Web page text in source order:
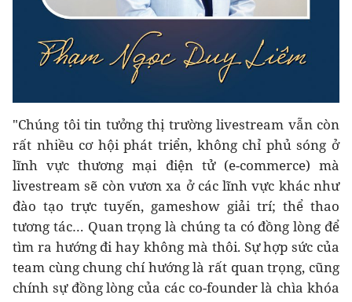
"Chúng tôi tin tưởng thị trường livestream vẫn còn
rất nhiều cơ hội phát triển, không chỉ phủ sóng ở
lĩnh vực thương mại điện tử (e-commerce) mà
livestream sẽ còn vươn xa ở các lĩnh vực khác như
đào tạo trực tuyến, gameshow giải trí; thể thao
tương tác… Quan trọng là chúng ta có đồng lòng để
tìm ra hướng đi hay không mà thôi. Sự hợp sức của
team cùng chung chí hướng là rất quan trọng, cũng
chính sự đồng lòng của các co-founder là chìa khóa